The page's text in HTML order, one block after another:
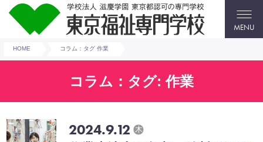
MENU
HOME コラム：タグ 作業
コラム：タグ: 作業
2024.9.12 木